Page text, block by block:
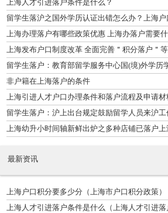
上海人才引进落户条件是什么？
留学生落沪之国外学历认证出错怎么办？上海户
上海办理落户有哪些政策优惠 上海办落户需要
上海发布户口制度改革 全面完善＂积分落户＂
留学生落户：教育部留学服务中心国(境)外学历
非户籍在上海落户的条件
上海引进人才户口办理条件和落户流程及申请材
留学生落户：沪上出台规定鼓励留学人员来沪工
上海幼升小时间轴新鲜出炉之多种店铺已落户上
最新资讯
上海户口积分要多少分（上海市户口积分政策）
上海人才引进落户条件是什么（上海人才引进落